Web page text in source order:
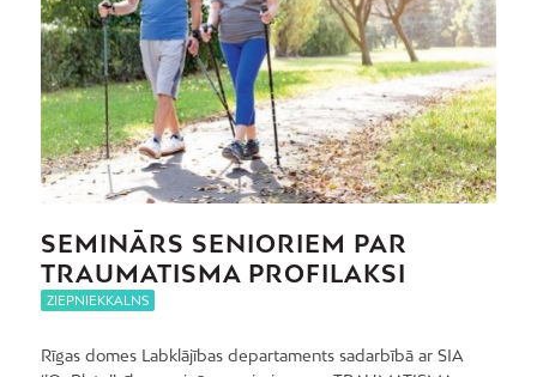
SEMINĀRS SENIORIEM PAR
TRAUMATISMA PROFILAKSI
ZIEPNIEKKALNS
Rīgas domes Labklājības departaments sadarbībā ar SIA